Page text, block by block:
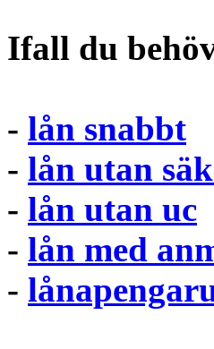
Ifall du
- lån snabbt
- lån utan
- lån utan uc
- lån med
-